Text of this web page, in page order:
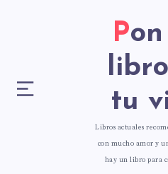
Pon un
tu
Libros actuales
con mucho amor y
hay un libro para